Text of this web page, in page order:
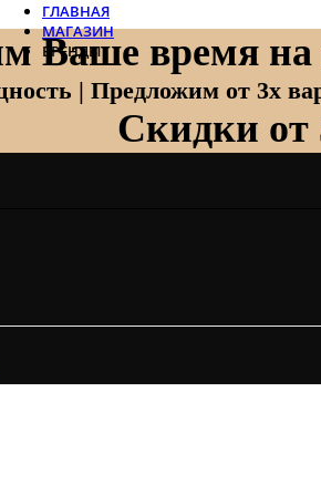
Ваше время на
| Предложим от 3х
Скидки от
ГЛАВНАЯ
МАГАЗИН
БРЕНДЫ
Zehnder
Zehnder Charleston
Loten
Mitsubishi Electric